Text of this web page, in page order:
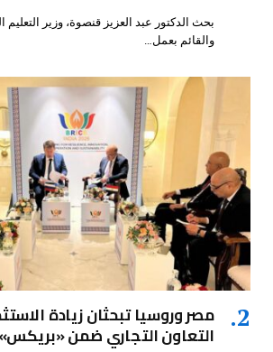
بحث الدكتور عبد العزيز قنصوة، وزير التعليم
والقائم بعمل…
مصر وروسيا تبحثان زيادة
التعاون التجاري ضمن «بريكس»